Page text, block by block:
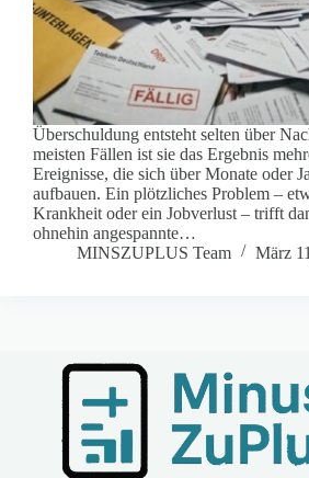
Überschuldung entsteht selten über
meisten Fällen ist sie das Ergebnis
Ereignisse, die sich über Monate oder
aufbauen. Ein plötzliches Problem –
Krankheit oder ein Jobverlust – trifft
ohnehin angespannte…
MINSZUPLUS Team
März